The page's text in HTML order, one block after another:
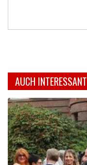
AUCH INTERESSANT